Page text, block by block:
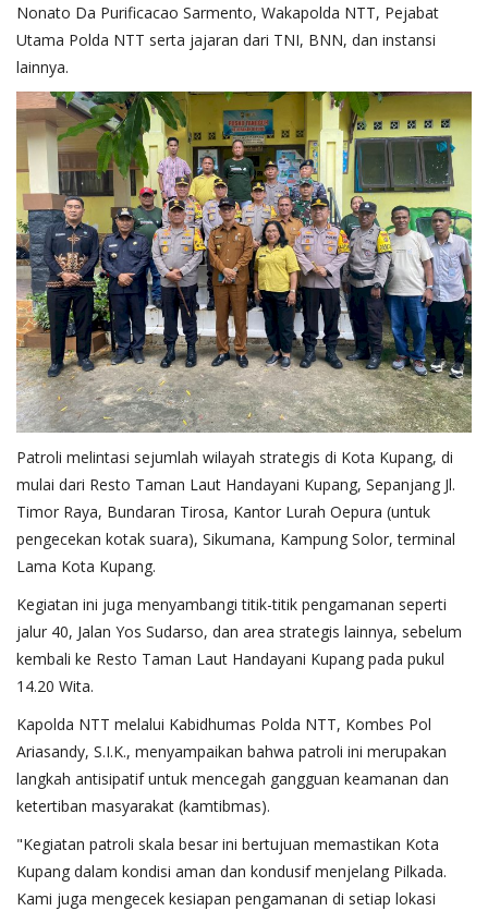
Nonato Da Purificacao Sarmento, Wakapolda NTT, Pejabat
Utama Polda NTT serta jajaran dari TNI, BNN, dan instansi
lainnya.
Patroli melintasi sejumlah wilayah strategis di Kota Kupang, di
mulai dari Resto Taman Laut Handayani Kupang, Sepanjang Jl.
Timor Raya, Bundaran Tirosa, Kantor Lurah Oepura (untuk
pengecekan kotak suara), Sikumana, Kampung Solor, terminal
Lama Kota Kupang.
Kegiatan ini juga menyambangi titik-titik pengamanan seperti
jalur 40, Jalan Yos Sudarso, dan area strategis lainnya, sebelum
kembali ke Resto Taman Laut Handayani Kupang pada pukul
14.20 Wita.
Kapolda NTT melalui Kabidhumas Polda NTT, Kombes Pol
Ariasandy, S.I.K., menyampaikan bahwa patroli ini merupakan
langkah antisipatif untuk mencegah gangguan keamanan dan
ketertiban masyarakat (kamtibmas).
"Kegiatan patroli skala besar ini bertujuan memastikan Kota
Kupang dalam kondisi aman dan kondusif menjelang Pilkada.
Kami juga mengecek kesiapan pengamanan di setiap lokasi